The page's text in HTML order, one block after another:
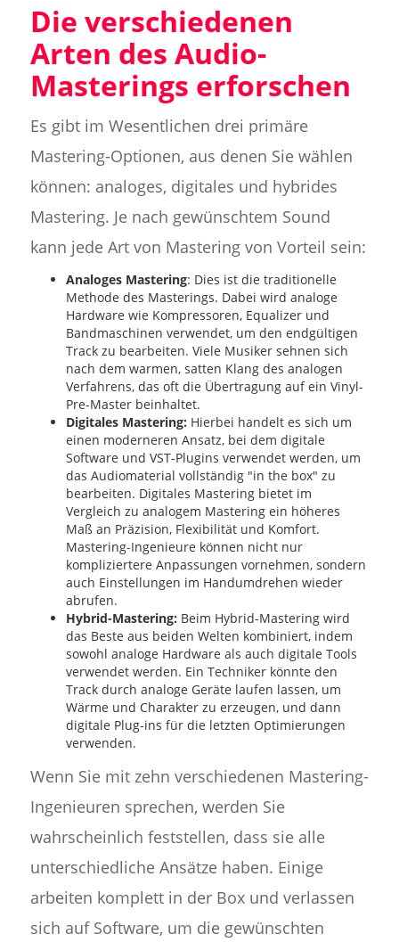
Die verschiedenen
Arten des Audio-
Masterings erforschen
Es gibt im Wesentlichen drei primäre
Mastering-Optionen, aus denen Sie wählen
können: analoges, digitales und hybrides
Mastering. Je nach gewünschtem Sound
kann jede Art von Mastering von Vorteil sein:
Analoges Mastering: Dies ist die traditionelle
Methode des Masterings. Dabei wird analoge
Hardware wie Kompressoren, Equalizer und
Bandmaschinen verwendet, um den endgültigen
Track zu bearbeiten. Viele Musiker sehnen sich
nach dem warmen, satten Klang des analogen
Verfahrens, das oft die Übertragung auf ein Vinyl-
Pre-Master beinhaltet.
Digitales Mastering: Hierbei handelt es sich um
einen moderneren Ansatz, bei dem digitale
Software und VST-Plugins verwendet werden, um
das Audiomaterial vollständig "in the box" zu
bearbeiten. Digitales Mastering bietet im
Vergleich zu analogem Mastering ein höheres
Maß an Präzision, Flexibilität und Komfort.
Mastering-Ingenieure können nicht nur
kompliziertere Anpassungen vornehmen, sondern
auch Einstellungen im Handumdrehen wieder
abrufen.
Hybrid-Mastering: Beim Hybrid-Mastering wird
das Beste aus beiden Welten kombiniert, indem
sowohl analoge Hardware als auch digitale Tools
verwendet werden. Ein Techniker könnte den
Track durch analoge Geräte laufen lassen, um
Wärme und Charakter zu erzeugen, und dann
digitale Plug-ins für die letzten Optimierungen
verwenden.
Wenn Sie mit zehn verschiedenen Mastering-
Ingenieuren sprechen, werden Sie
wahrscheinlich feststellen, dass sie alle
unterschiedliche Ansätze haben. Einige
arbeiten komplett in der Box und verlassen
sich auf Software, um die gewünschten